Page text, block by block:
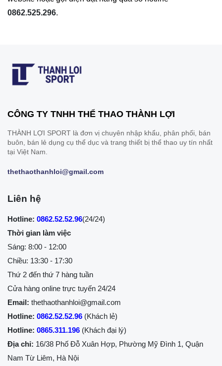
0862.525.296.
CÔNG TY TNHH THỂ THAO THÀNH LỢI
THÀNH LỢI SPORT là đơn vị chuyên nhập khẩu, phân phối, bán
buôn, bán lẻ dụng cụ thể dục và trang thiết bị thể thao uy tín nhất
tại Việt Nam.
thethaothanhloi@gmail.com
Liên hệ
Hotline: 0862.52.52.96(24/24)
Thời gian làm việc
Sáng: 8:00 - 12:00
Chiều: 13:30 - 17:30
Thứ 2 đến thứ 7 hàng tuần
Cửa hàng online trực tuyến 24/24
Email: thethaothanhloi@gmail.com
Hotline: 0862.52.52.96 (Khách lẻ)
Hotline: 0865.311.196 (Khách đại lý)
Địa chỉ: 16/38 Phố Đỗ Xuân Hợp, Phường Mỹ Đình 1, Quận
Nam Từ Liêm, Hà Nội